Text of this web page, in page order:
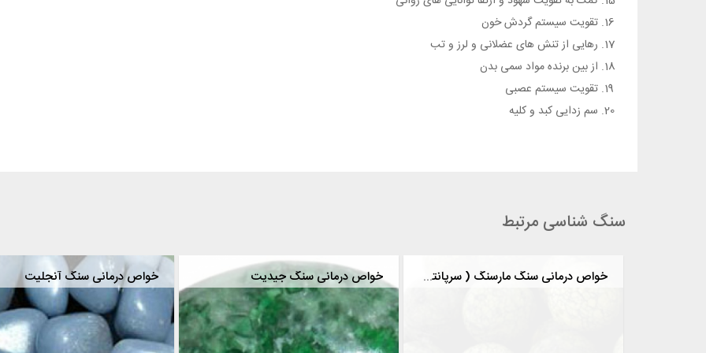
تقویت سیستم گردش خون
رهایی از تنش های عضلانی و لرز و تب
از بین برنده مواد سمی بدن
تقویت سیستم عصبی
سم زدایی کبد و کلیه
سنگ شناسی مرتبط
خواص درمانی سنگ آنجلیت خواص درمانی سنگ جیدیت خواص درمانی سنگ مارسنگ ( سرپانتین )